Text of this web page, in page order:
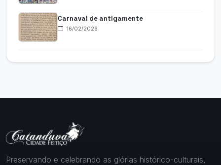
Carnaval de antigamente
16/02/2026
Preservando e celebrando as glórias histórico-culturais,